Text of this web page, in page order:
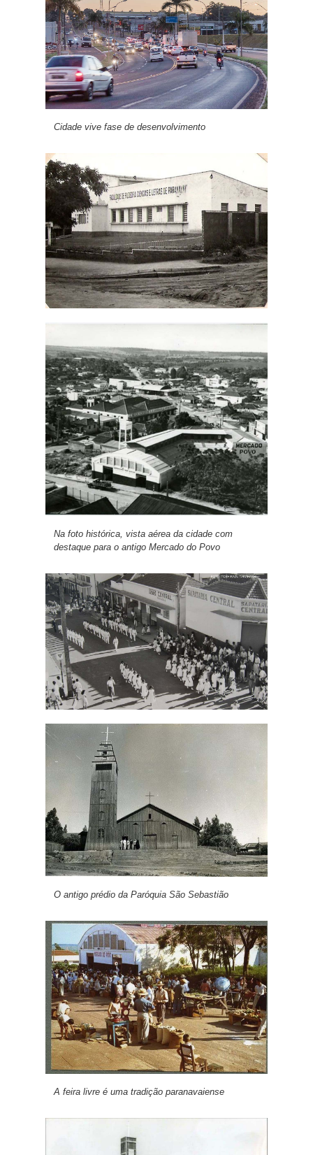
Cidade vive fase de desenvolvimento
Na foto histórica, vista aérea da cidade com
destaque para o antigo Mercado do Povo
O antigo prédio da Paróquia São Sebastião
A feira livre é uma tradição paranavaiense